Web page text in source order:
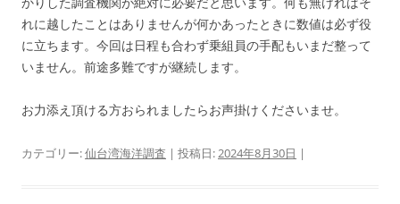
れに越したことはありませんが何かあったときに数値は必ず役
に立ちます。今回は日程も合わず乗組員の手配もいまだ整って
いません。前途多難ですが継続します。
お力添え頂ける方おられましたらお声掛けくださいませ。
カテゴリー:仙台湾海洋調査 | 投稿日:2024年8月30日 |